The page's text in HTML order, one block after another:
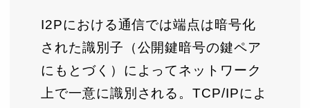
I2Pにおける通信では端点は暗号化
された識別子（公開鍵暗号の鍵ペア
にもとづく）によってネットワーク
上で一意に識別される。TCP/IPによ